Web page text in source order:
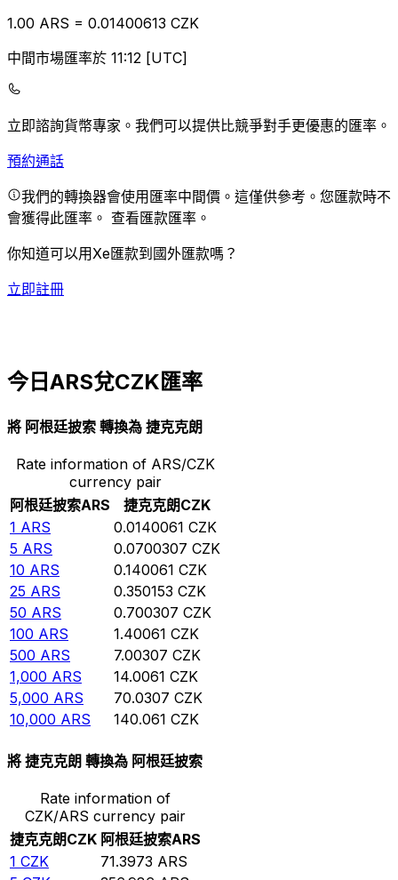
1.00 ARS = 0.01400613 CZK
中間市場匯率於 11:12 [UTC]
立即諮詢貨幣專家。 我們可以提供比競爭對手更優惠的匯率。
預約通話
我們的轉換器會使用匯率中間價。這僅供參考。您匯款時不
會獲得此匯率。 查看匯款匯率。
你知道可以用Xe匯款到國外匯款嗎？
立即註冊
今日ARS兌CZK匯率
將 阿根廷披索 轉換為 捷克克朗
Rate information of ARS/CZK
currency pair
阿根廷披索ARS 捷克克朗CZK
1 ARS 0.0140061 CZK
5 ARS 0.0700307 CZK
10 ARS 0.140061 CZK
25 ARS 0.350153 CZK
50 ARS 0.700307 CZK
100 ARS 1.40061 CZK
500 ARS 7.00307 CZK
1,000 ARS 14.0061 CZK
5,000 ARS 70.0307 CZK
10,000 ARS 140.061 CZK
將 捷克克朗 轉換為 阿根廷披索
Rate information of
CZK/ARS currency pair
捷克克朗CZK 阿根廷披索ARS
1 CZK 71.3973 ARS